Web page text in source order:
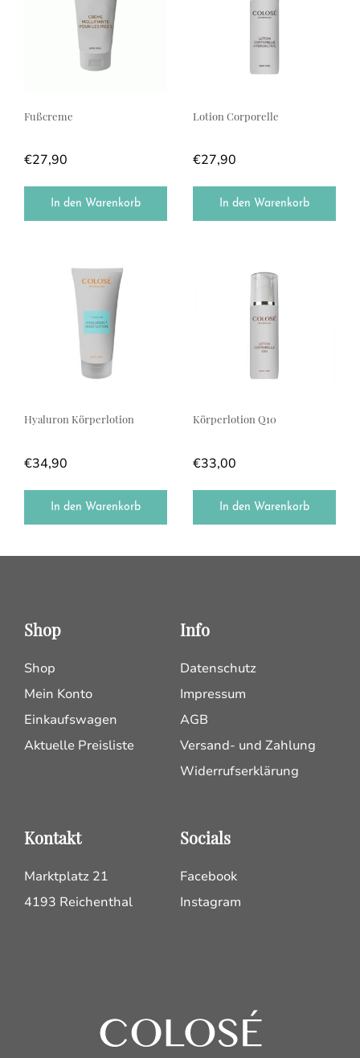
Fußcreme
€27,90
In den Warenkorb
Lotion Corporelle
€27,90
In den Warenkorb
Hyaluron Körperlotion
€34,90
In den Warenkorb
Körperlotion Q10
€33,00
In den Warenkorb
Shop
Shop
Mein Konto
Einkaufswagen
Aktuelle Preisliste
Info
Datenschutz
Impressum
AGB
Versand- und Zahlung
Widerrufserklärung
Kontakt
Marktplatz 21
4193 Reichenthal
Socials
Facebook
Instagram